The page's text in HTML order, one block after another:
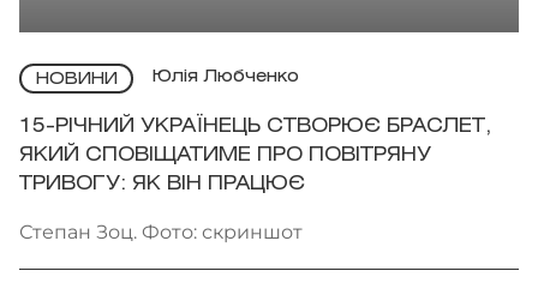
НОВИНИ Юлія Любченко
15-РІЧНИЙ УКРАЇНЕЦЬ СТВОРЮЄ БРАСЛЕТ,
ЯКИЙ СПОВІЩАТИМЕ ПРО ПОВІТРЯНУ
ТРИВОГУ: ЯК ВІН ПРАЦЮЄ
Степан Зоц. Фото: скриншот